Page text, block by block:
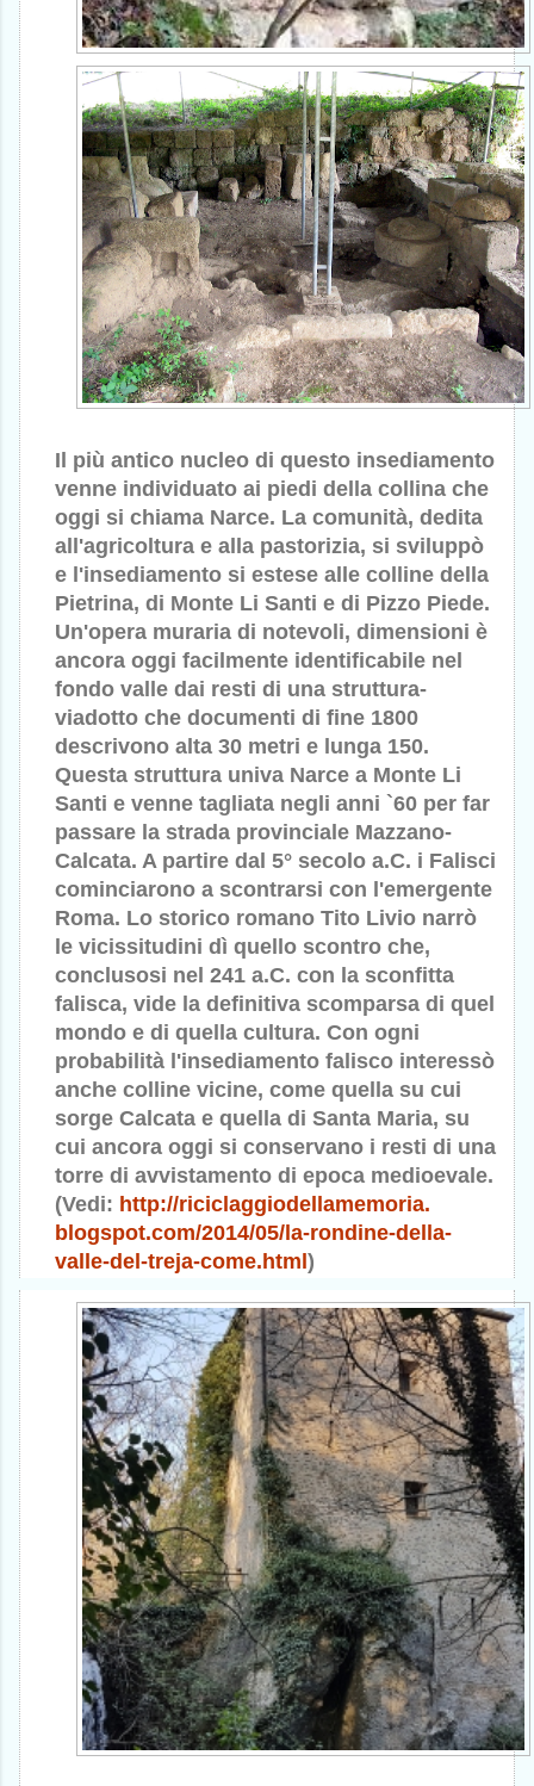
Il più antico nucleo di questo insediamento
venne individuato ai piedi della collina che
oggi si chiama Narce. La comunità, dedita
all'agricoltura e alla pastorizia, si sviluppò
e l'insediamento si estese alle colline della
Pietrina, di Monte Li Santi e di Pizzo Piede.
Un'opera muraria di notevoli, dimensioni è
ancora oggi facilmente identificabile nel
fondo valle dai resti di una struttura-
viadotto che documenti di fine 1800
descrivono alta 30 metri e lunga 150.
Questa struttura univa Narce a Monte Li
Santi e venne tagliata negli anni `60 per far
passare la strada provinciale Mazzano-
Calcata. A partire dal 5° secolo a.C. i Falisci
cominciarono a scontrarsi con l'emergente
Roma. Lo storico romano Tito Livio narrò
le vicissitudini dì quello scontro che,
conclusosi nel 241 a.C. con la sconfitta
falisca, vide la definitiva scomparsa di quel
mondo e di quella cultura. Con ogni
probabilità l'insediamento falisco interessò
anche colline vicine, come quella su cui
sorge Calcata e quella di Santa Maria, su
cui ancora oggi si conservano i resti di una
torre di avvistamento di epoca medioevale.
(Vedi: http://riciclaggiodellamemoria.
blogspot.com/2014/05/la-rondine-della-
valle-del-treja-come.html )